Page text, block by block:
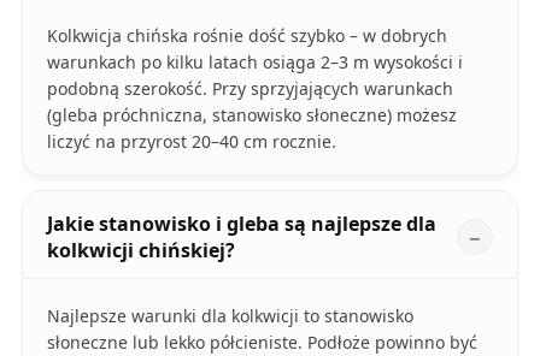
Kolkwicja chińska rośnie dość szybko – w dobrych
warunkach po kilku latach osiąga 2–3 m wysokości i
podobną szerokość. Przy sprzyjających warunkach
(gleba próchniczna, stanowisko słoneczne) możesz
liczyć na przyrost 20–40 cm rocznie.
Jakie stanowisko i gleba są najlepsze dla
kolkwicji chińskiej?
Najlepsze warunki dla kolkwicji to stanowisko
słoneczne lub lekko półcieniste. Podłoże powinno być